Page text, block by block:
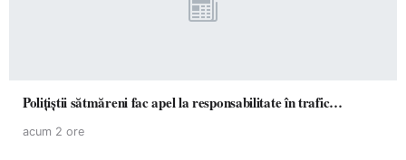
Polițiștii sătmăreni fac apel la responsabilitate în trafic…
acum 2 ore